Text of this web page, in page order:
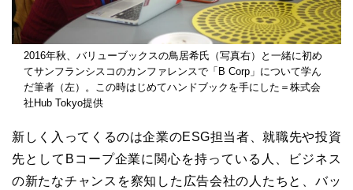
2016年秋、バリューブックスの鳥居希氏（写真右）と一緒に初め
てサンフランシスコのカンファレンスで「B Corp」について学ん
だ筆者（左）。この時はじめてハンドブックを手にした＝株式会
社Hub Tokyo提供
新しく入ってくるのは企業のESG担当者、就職先や投資
先として B コープ企業に関心を持っている人、ビジネス
の新たなチャンスを察知した広告会社の人たちと、バッ